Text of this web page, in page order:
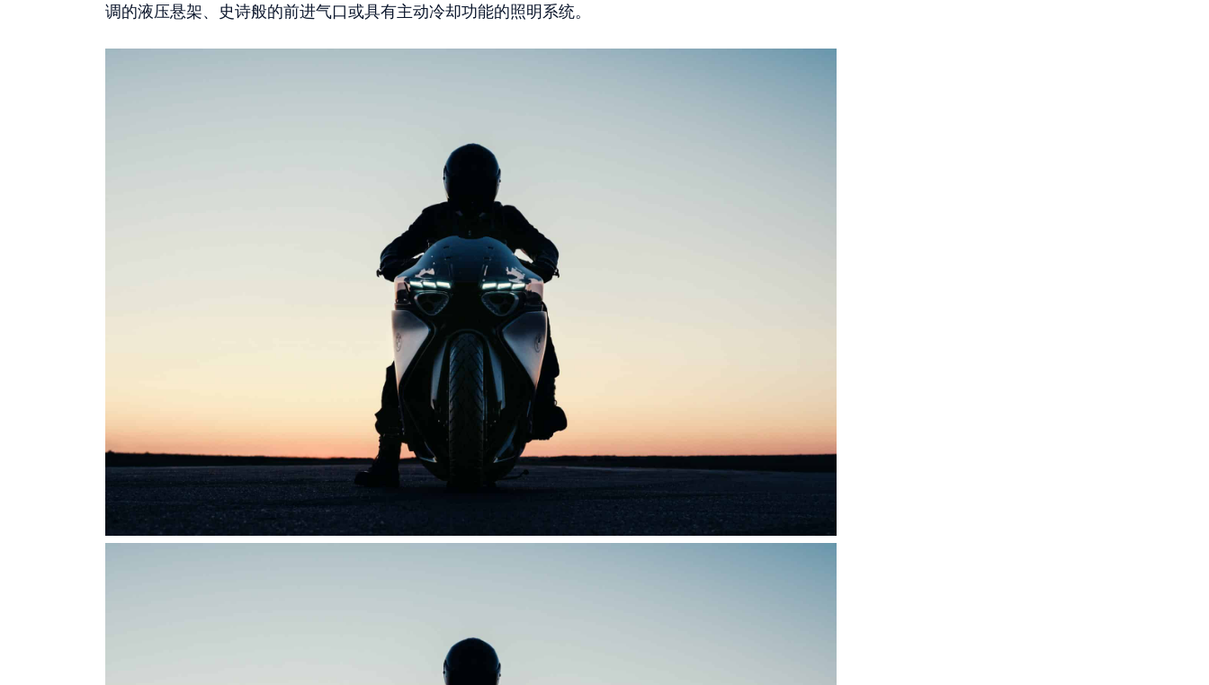
调的液压悬架、史诗般的前进气口或具有主动冷却功能的照明系统。